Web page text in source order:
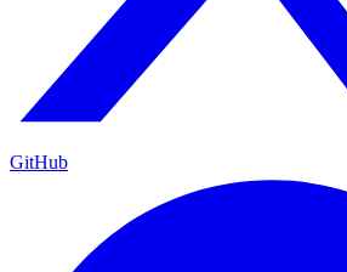
GitHub